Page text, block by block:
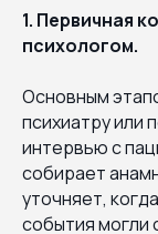
1. Первичная
психологом.
Основным
психиатру или
интервью с
собирает
уточняет,
события могли